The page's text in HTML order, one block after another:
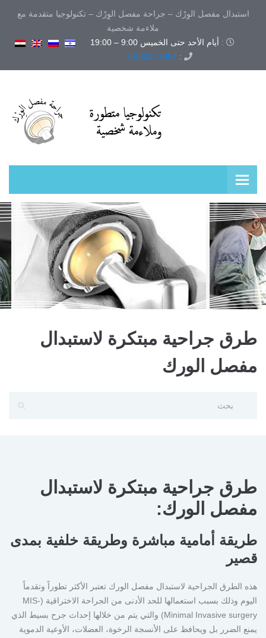
استبدال مفصل الوِرْك – جراحة مفصل الوِرْك – تكنولوجيا متقدمة مع
ملاءمة شخصية
: أيام الأحد حتى الخميس 9:00 – 19:00
:
04-832-3357
طرق جراحية مبتكرة لاستبدال
مفصل الورك
طرق جراحية مبتكرة لاستبدال
مفصل الورك:
طريقة أمامية مباشرة وطريقة خلفية بمدى
قصير
هذه الطرق الجراحية لاستبدال مفصل الورك تعتبر الأكثر تطوراً وتقدماً
اليوم وذلك بسبب استعمالها للحد الأدنى من الجراحة الاختراقية (MIS-
Minimal Invasive surgery) والتي يتم من خلالها إحداث جرح بسيط الذي
يمنع الضرر بل ويحافظ على الأنسجة الرخوة، العضلات، الأوعية الدموية